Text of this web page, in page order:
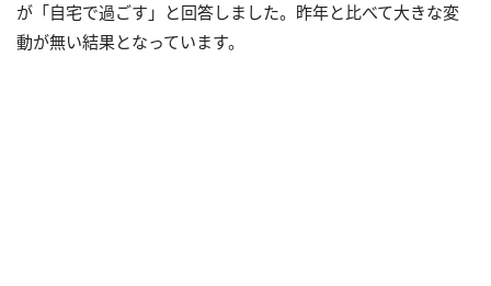
が「自宅で過ごす」と回答しました。昨年と比べて大きな変
動が無い結果となっています。